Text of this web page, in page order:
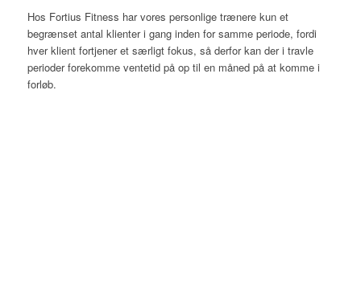
Hos Fortius Fitness har vores personlige trænere kun et
begrænset antal klienter i gang inden for samme periode, fordi
hver klient fortjener et særligt fokus, så derfor kan der i travle
perioder forekomme ventetid på op til en måned på at komme i
forløb.